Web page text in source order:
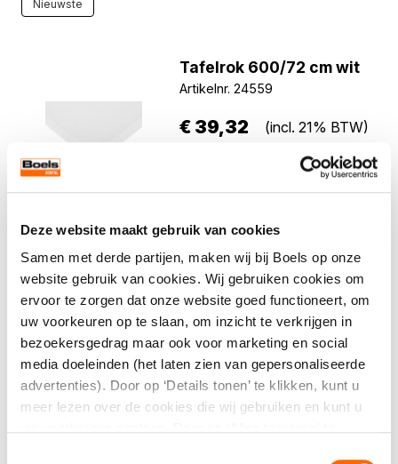
Deze website maakt gebruik van cookies
Samen met derde partijen, maken wij bij Boels op onze
website gebruik van cookies. Wij gebruiken cookies om
ervoor te zorgen dat onze website goed functioneert, om
uw voorkeuren op te slaan, om inzicht te verkrijgen in
bezoekersgedrag maar ook voor marketing en social
media doeleinden (het laten zien van gepersonaliseerde
advertenties). Door op ‘Details tonen’ te klikken, kunt u
meer lezen over de cookies die wij gebruiken en kunt u
Nieuwste
Tafelrok 600/72 cm wit
Artikelnr. 24559
€ 39,32 (incl. 21% BTW)
Direct aanvragen
Tafelrok 600/72 cm
zwart
Artikelnr. 24558
€39,32 (incl. 21% BTW)